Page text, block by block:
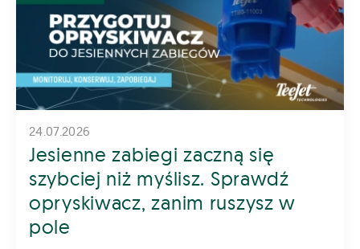
24.07.2026
Jesienne zabiegi zaczną się
szybciej niż myślisz. Sprawdź
opryskiwacz, zanim ruszysz w
pole